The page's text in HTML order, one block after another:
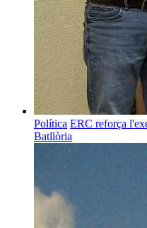
Política ERC reforça
Batllòria